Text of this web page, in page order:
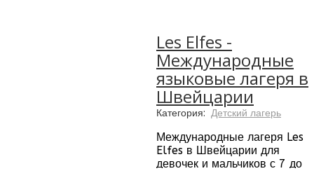
открытой зоной для
костра и барбекю
Библиотека
Игровые залы
Кинотеатр
Музыкальная комната
Интернет зал
Конференц холл
Профессионально
Les Elfes -
Международные
языковые лагеря в
Швейцарии
Категория: Детский лагерь
Международные лагеря Les
Elfes в Швейцарии для
девочек и мальчиков с 7 до